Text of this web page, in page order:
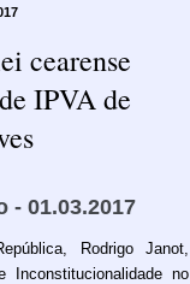
cearense
IPVA de
01.03.2017
Rodrigo Janot,
no